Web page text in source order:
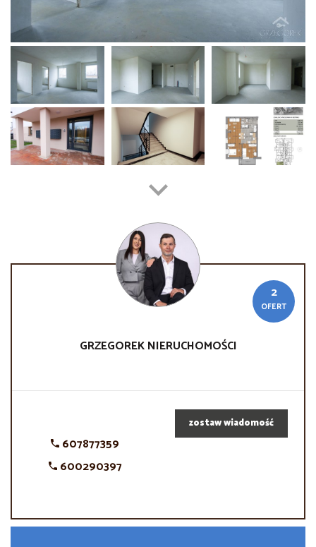
2
OFERT
GRZEGOREKNIERUCHOMOŚCI
607877359
600290397
zostaw wiadomość